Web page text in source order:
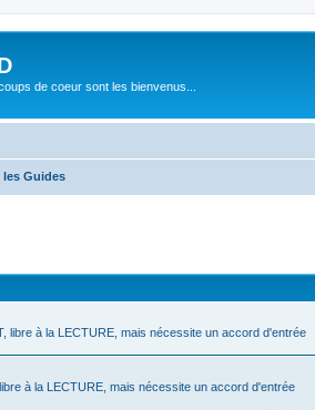
de coeur sont les bienvenus...
les Guides
libre à la LECTURE, mais nécessite un accord d'entrée
à la LECTURE, mais nécessite un accord d'entrée